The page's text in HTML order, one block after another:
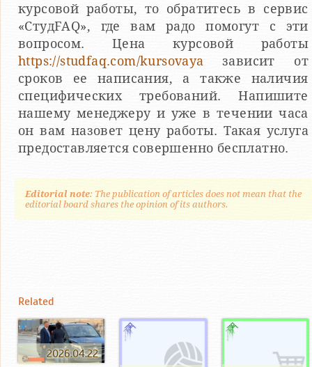
курсовой работы, то обратитесь в сервис
«СтудFAQ», где вам радо помогут с эти
вопросом. Цена курсовой работы
https://studfaq.com/kursovaya
сроков ее написания, а также наличия
специфических требований. Напишите
нашему менеджеру и уже в течении часа
он вам назовет цену работы. Такая услуга
предоставляется совершенно бесплатно.
Editorial note: The publication of articles does not mean that the
editorial board shares the opinion of its authors.
Related
2026.04.22